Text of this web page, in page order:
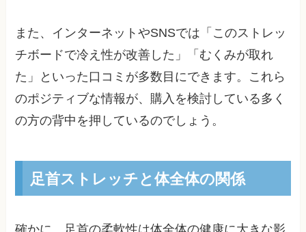
また、インターネットやSNSでは「このストレッ
チボードで冷え性が改善した」「むくみが取れ
た」といった口コミが多数目にできます。これら
のポジティブな情報が、購入を検討している多く
の方の背中を押しているのでしょう。
足首ストレッチと体全体の関係
確かに、足首の柔軟性は体全体の健康に大きな影